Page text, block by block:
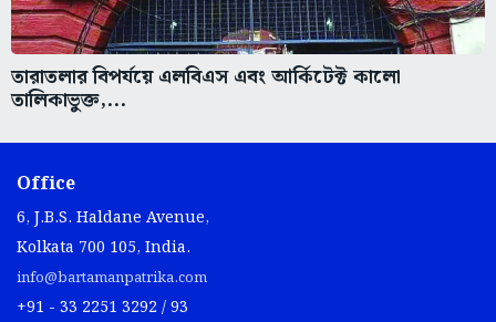
তারাতলার বিপর্যয়ে এলবিএস এবং আর্কিটেক্ট কালো
তালিকাভুক্ত,...
Office
6, J.B.S. Haldane Avenue,
Kolkata 700 105, India.
info@bartamanpatrika.com
+91 - 33 2251 3292 / 93